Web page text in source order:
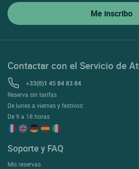
Contactar con el Servicio de
+33(0)1 45 84 83 84
Reserva sin tarifas
De lunes a viernes y festivos:
De 9 a 18 horas
Soporte y FAQ
Mis reservas